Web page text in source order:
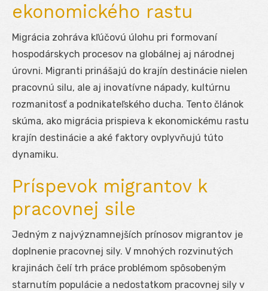
ekonomického rastu
Migrácia zohráva kľúčovú úlohu pri formovaní
hospodárskych procesov na globálnej aj národnej
úrovni. Migranti prinášajú do krajín destinácie nielen
pracovnú silu, ale aj inovatívne nápady, kultúrnu
rozmanitosť a podnikateľského ducha. Tento článok
skúma, ako migrácia prispieva k ekonomickému rastu
krajín destinácie a aké faktory ovplyvňujú túto
dynamiku.
Príspevok migrantov k
pracovnej sile
Jedným z najvýznamnejších prínosov migrantov je
doplnenie pracovnej sily. V mnohých rozvinutých
krajinách čelí trh práce problémom spôsobeným
starnutím populácie a nedostatkom pracovnej sily v